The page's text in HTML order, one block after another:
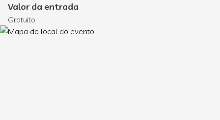
Valor da entrada
Gratuito